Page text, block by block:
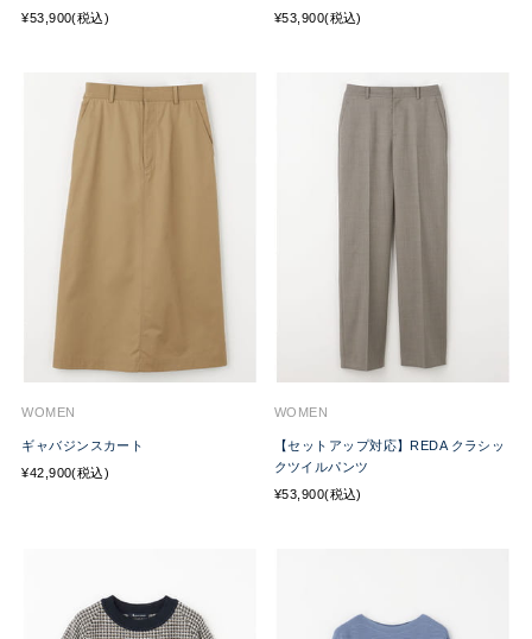
¥53,900(税込)
¥53,900(税込)
WOMEN
ギャバジンスカート
¥42,900(税込)
WOMEN
【セットアップ対応】REDA クラシッ
クツイルパンツ
¥53,900(税込)